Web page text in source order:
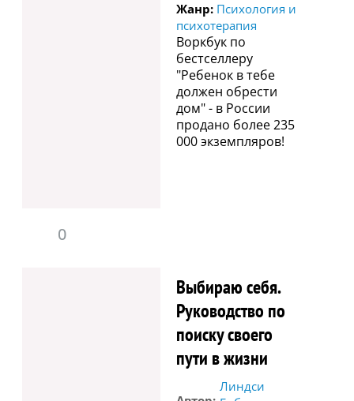
0
Жанр: Психология и
психотерапия
Воркбук по
бестселлеру
"Ребенок в тебе
должен обрести
дом" - в России
продано более 235
000 экземпляров!
Выбираю себя.
Руководство по
поиску своего
пути в жизни
Линдси